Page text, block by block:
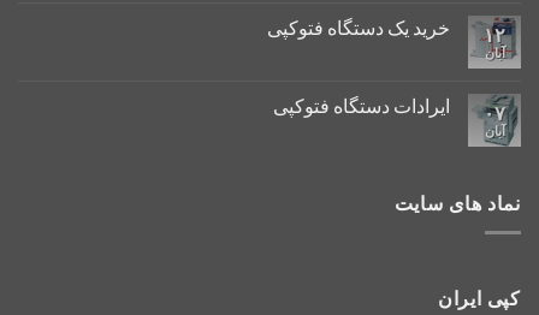
۱۲
آبان
خرید یک دستگاه فتوکپی
۰۷
آبان
ایرادات دستگاه فتوکپی
نماد های سایت
کپی ایران